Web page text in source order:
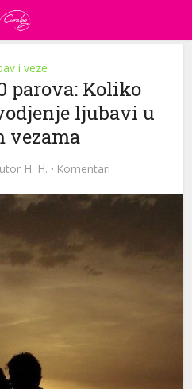
i veze
parova: Koliko
ljubavi u
vezama
H. H. · Komentari